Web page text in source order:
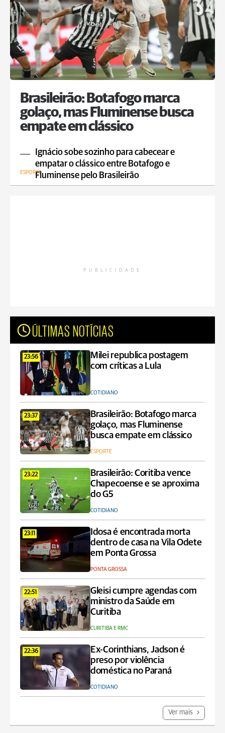
Brasileirão: Botafogo marca
golaço, mas Fluminense busca
empate em clássico
Ignácio sobe sozinho para cabecear e
empatar o clássico entre Botafogo e
Fluminense pelo Brasileirão
ESPORTE
PUBLICIDADE
ÚLTIMAS NOTÍCIAS
23:56
Milei republica postagem
com críticas a Lula
COTIDIANO
23:37
Brasileirão: Botafogo marca
golaço, mas Fluminense
busca empate em clássico
ESPORTE
23:22
Brasileirão: Coritiba vence
Chapecoense e se aproxima
do G5
COTIDIANO
23:11
Idosa é encontrada morta
dentro de casa na Vila Odete
em Ponta Grossa
PONTA GROSSA
22:51
Gleisi cumpre agendas com
ministro da Saúde em
Curitiba
CURITIBA E RMC
22:36
Ex-Corinthians, Jadson é
preso por violência
doméstica no Paraná
COTIDIANO
Ver mais